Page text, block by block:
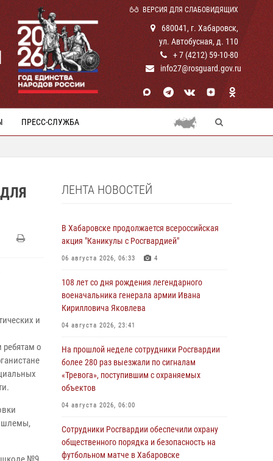
ВЕРСИЯ ДЛЯ СЛАБОВИДЯЩИХ
680041, г. Хабаровск,
ул. Автобусная, д. 110
+ 7 (4212) 59-10-80
info27@rosguard.gov.ru
ПРЕСС-СЛУЖБА
и
о
шлемы,
ЛЕНТА НОВОСТЕЙ
В Хабаровске продолжается всероссийская
акция "Каникулы с Росгвардией"
06 августа 2026, 06:33 4
108 лет со дня рождения легендарного
военачальника генерала армии Ивана
Кирилловича Яковлева
04 августа 2026, 23:41
На прошлой неделе сотрудники Росгвардии
более 280 раз выезжали по сигналам
«Тревога», поступившим с охраняемых
объектов
04 августа 2026, 06:00
Сотрудники Росгвардии обеспечили охрану
общественного порядка и безопасность на
футбольном матче в Хабаровске